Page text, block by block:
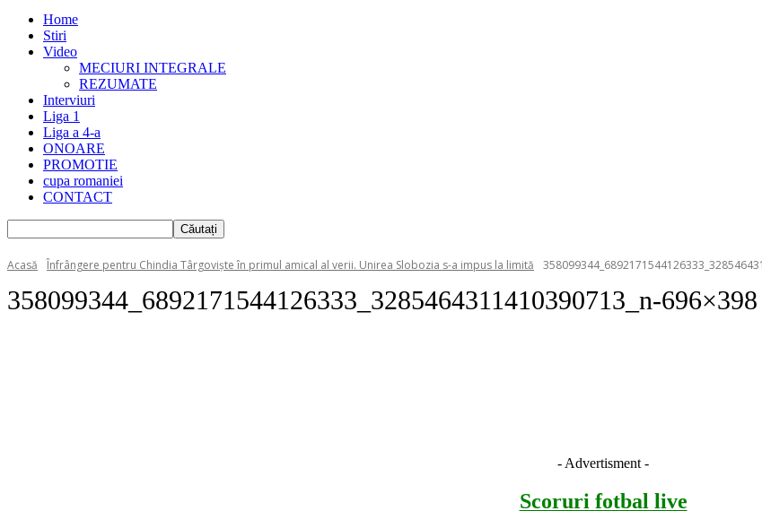
Home
Stiri
Video
MECIURI INTEGRALE
REZUMATE
Interviuri
Liga 1
Liga a 4-a
ONOARE
PROMOTIE
cupa romaniei
CONTACT
Acasă Înfrângere pentru Chindia Târgovişte în primul amical al verii. Unirea Slobozia s-a impus la limită
358099344_6892171544126333_3285464311410390713_n-696×398
- Advertisment -
Scoruri fotbal live